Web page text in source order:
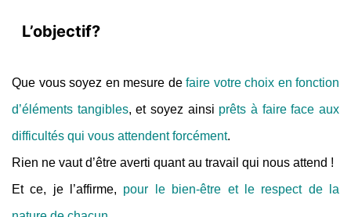
L’objectif?
Que vous soyez en mesure de faire votre choix en fonction
d’éléments tangibles, et soyez ainsi prêts à faire face aux
difficultés qui vous attendent forcément.
Rien ne vaut d’être averti quant au travail qui nous attend !
Et ce, je l’affirme, pour le bien-être et le respect de la